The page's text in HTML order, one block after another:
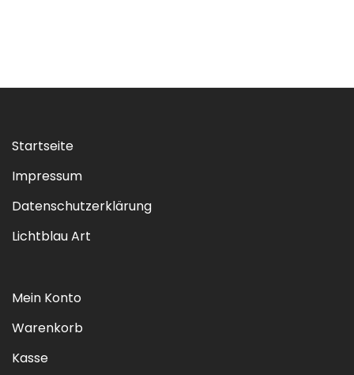
Startseite
Impressum
Datenschutzerklärung
Lichtblau Art
Mein Konto
Warenkorb
Kasse